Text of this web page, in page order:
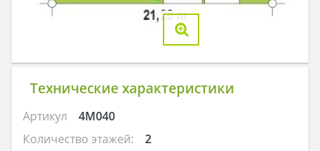
Технические характеристики
Артикул
4M040
Количество этажей:
2